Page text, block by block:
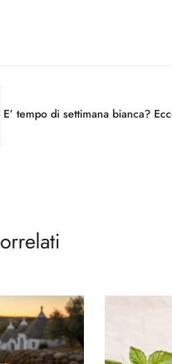
E’ tempo di settimana bianca?